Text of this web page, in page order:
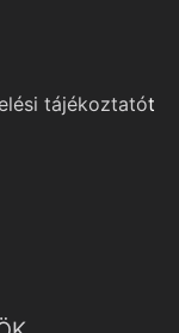
tájékoztatót